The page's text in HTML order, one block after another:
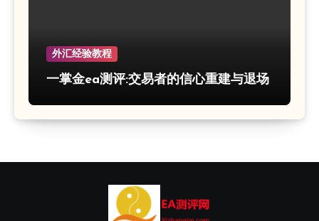
外汇经验教程
一掌金ea测评:交易者的信心重建与退场